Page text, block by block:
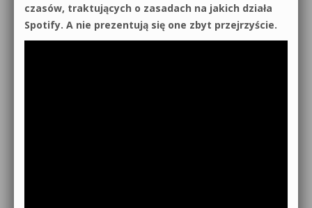
Dubstep z syntezatorem Massive
Archiwum aktualności
Polityka prywatności
czasów, traktujących o zasadach na jakich działa
Spotify. A nie prezentują się one zbyt przejrzyście.